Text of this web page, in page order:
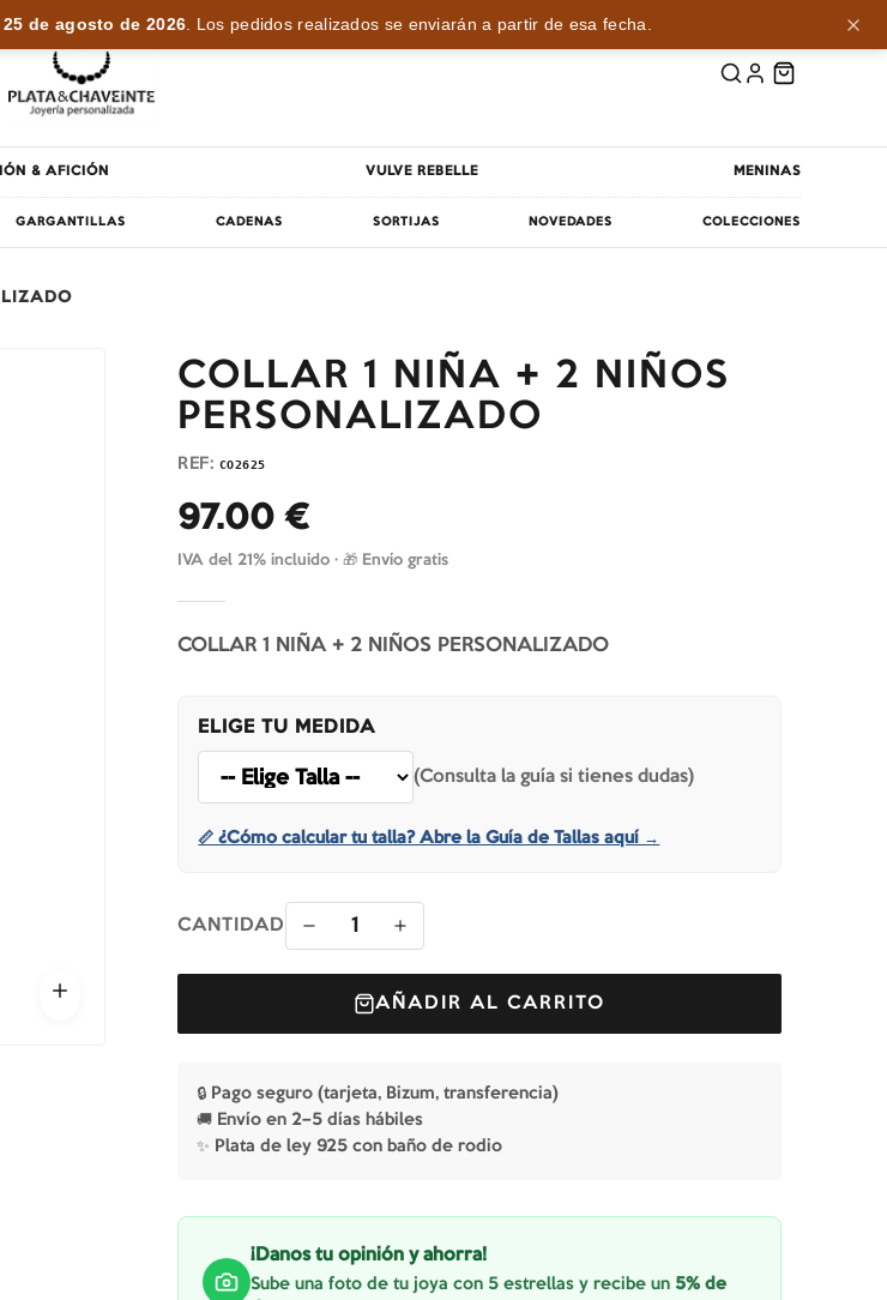
25 de agosto de 2026. Los pedidos realizados se enviarán a partir de esa fecha.
& AFICIÓN VULVE REBELLE MENINAS
GARGANTILLAS CADENAS SORTIJAS NOVEDADES COLECCIONES
COLLAR 1 NIÑA + 2 NIÑOS
PERSONALIZADO
REF: CO2625
97.00 €
IVA del 21% incluido ·🎁 Envío gratis
COLLAR 1 NIÑA + 2 NIÑOS PERSONALIZADO
ELIGE TU MEDIDA
(Consulta la guía si tienes dudas)
📏 ¿Cómo calcular tu talla? Abre la Guía de Tallas aquí →
CANTIDAD 1
AÑADIR AL CARRITO
🔒 Pago seguro (tarjeta, Bizum, transferencia)
🚚 Envío en 2–5 días hábiles
✨ Plata de ley 925 con baño de rodio
¡Danos tu opinión y ahorra!
Sube una foto de tu joya con 5 estrellas y recibe un 5% de